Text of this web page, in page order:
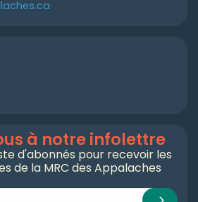
à notre infolettre
d'abonnés pour recevoir les
de la MRC des Appalaches